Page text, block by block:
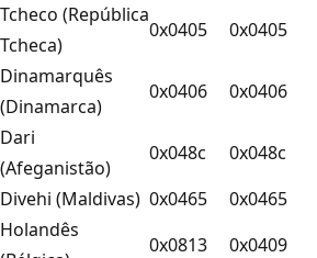
Tcheco (República
Tcheca)
0x0405 0x0405
Dinamarquês
(Dinamarca)
0x0406 0x0406
Dari
(Afeganistão)
0x048c 0x048c
Divehi (Maldivas) 0x0465 0x0465
Holandês
0x0813 0x0409